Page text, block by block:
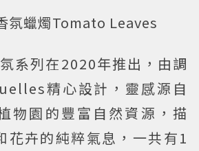
氛蠟燭Tomato Leaves
系列在2020年推出，由調
精心設計，靈感源自
物園的豐富自然資源，描
花卉的純粹氣息，一共有1